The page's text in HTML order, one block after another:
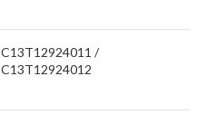
C13T12924011 /
C13T12924012